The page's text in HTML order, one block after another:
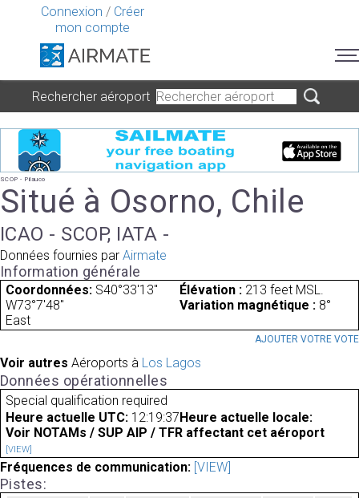
Connexion / Créer
mon compte
Rechercher aéroport
SCOP - Pilauco
Situé à Osorno, Chile
ICAO - SCOP, IATA -
Données fournies par Airmate
Information générale
Coordonnées: S40°33'13"
W73°7'48"
Élévation : 213 feet MSL.
Variation magnétique : 8°
East
AJOUTER VOTRE VOTE
Voir autres Aéroports à Los Lagos
Données opérationnelles
Special qualification required
Heure actuelle UTC: 12:19:37 Heure actuelle locale:
Voir NOTAMs / SUP AIP / TFR affectant cet aéroport
[VIEW]
Fréquences de communication: [VIEW]
Pistes: